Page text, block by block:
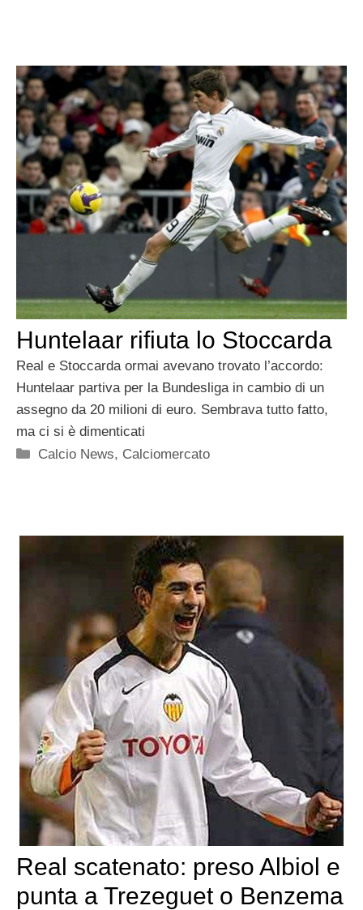
Huntelaar rifiuta lo Stoccarda
Real e Stoccarda ormai avevano trovato l’accordo:
Huntelaar partiva per la Bundesliga in cambio di un
assegno da 20 milioni di euro. Sembrava tutto fatto,
ma ci si è dimenticati
Categorie
Calcio News, Calciomercato
Real scatenato: preso Albiol e
punta a Trezeguet o Benzema